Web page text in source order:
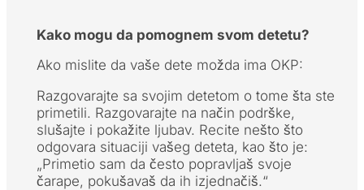
Kako mogu da pomognem svom detetu?
Ako mislite da vaše dete možda ima OKP:
Razgovarajte sa svojim detetom o tome šta ste
primetili. Razgovarajte na način podrške,
slušajte i pokažite ljubav. Recite nešto što
odgovara situaciji vašeg deteta, kao što je:
„Primetio sam da često popravljaš svoje
čarape, pokušavaš da ih izjednačiš.“